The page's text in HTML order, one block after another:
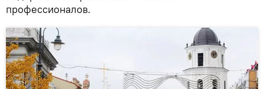
профессионалов.